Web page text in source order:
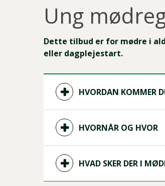
Ung
Dette tilbud er for mødre i
eller dagplejestart.
HVORDAN KOMMER
HVORNÅR OG HVOR
HVAD SKER DER I